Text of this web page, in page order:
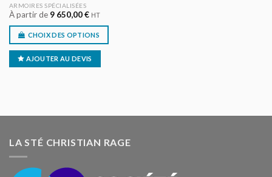
ARMOIRES SPÉCIALISÉES
À partir de 9 650,00€ HT
CHOIX DES OPTIONS
AJOUTER AU DEVIS
LA STÉ CHRISTIAN RAGE